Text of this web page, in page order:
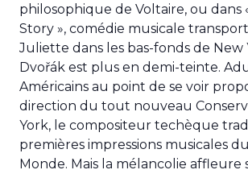
philosophique de Voltaire, ou dans
Story », comédie musicale
Juliette dans les bas-fonds de New
Dvořák est plus en demi-teinte.
Américains au point de se voir
direction du tout nouveau
York, le compositeur techèque
premières impressions musicales
Monde. Mais la mélancolie affleure